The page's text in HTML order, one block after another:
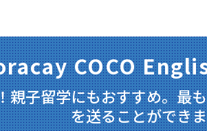
COCO
親子留学にもおすすめ。最
を送ることができ